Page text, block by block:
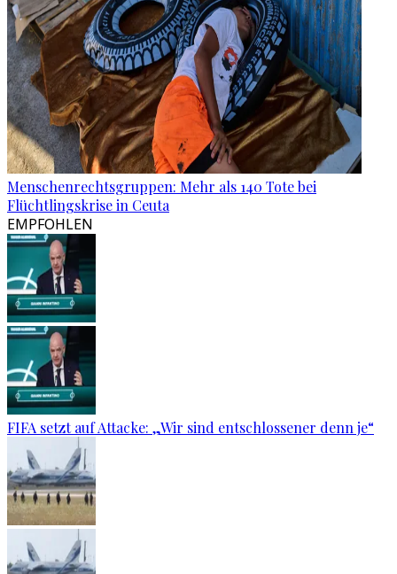
Menschenrechtsgruppen: Mehr als 140 Tote bei
Flüchtlingskrise in Ceuta
EMPFOHLEN
FIFA setzt auf Attacke: „Wir sind entschlossener denn je“